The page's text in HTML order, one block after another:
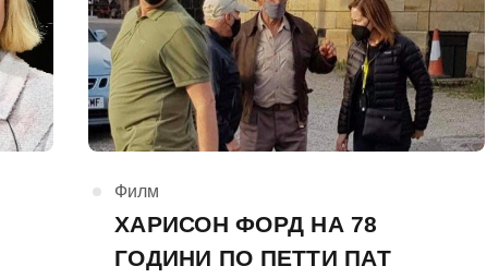
КАтегорија
Филм
ХАРИСОН ФОРД НА 78
ГОДИНИ ПО ПЕТТИ ПАТ